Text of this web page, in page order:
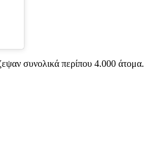
συνολικά περίπου 4.000 άτομα.